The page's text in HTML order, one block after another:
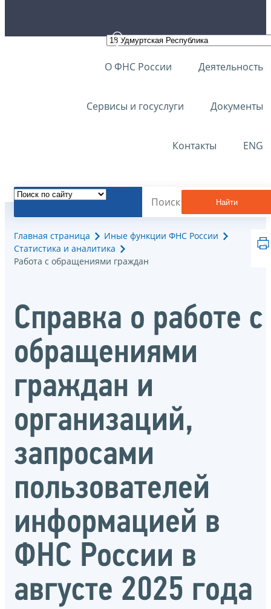
О ФНС России Деятельность
Сервисы и госуслуги Документы
Контакты ENG
Найти
Главная страница
Иные функции ФНС России
Статистика и аналитика
Работа с обращениями граждан
Справка о работе с
обращениями
граждан и
организаций,
запросами
пользователей
информацией в
ФНС России в
августе 2025 года